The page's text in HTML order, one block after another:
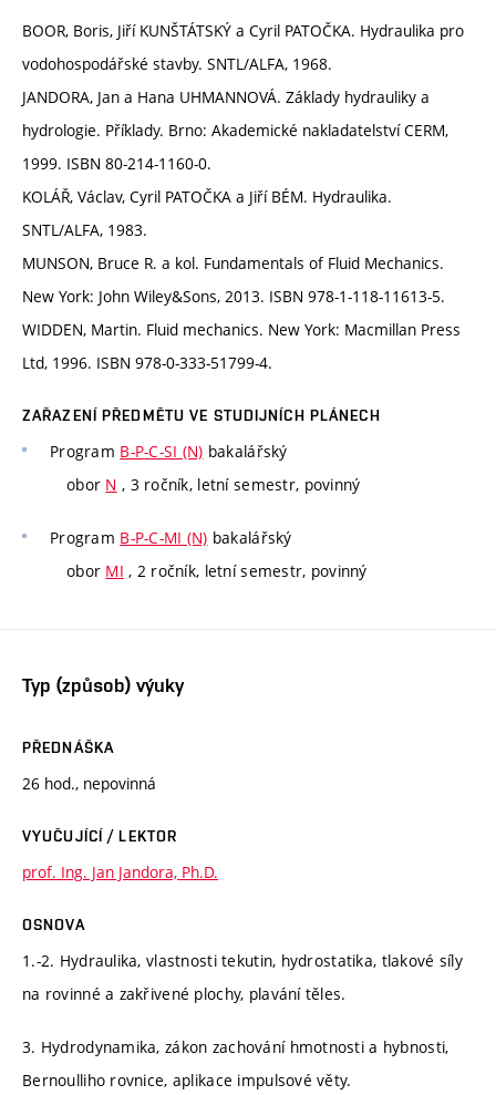
BOOR, Boris, Jiří KUNŠTÁTSKÝ a Cyril PATOČKA. Hydraulika pro
vodohospodářské stavby. SNTL/ALFA, 1968.
JANDORA, Jan a Hana UHMANNOVÁ. Základy hydrauliky a
hydrologie. Příklady. Brno: Akademické nakladatelství CERM,
1999. ISBN 80-214-1160-0.
KOLÁŘ, Václav, Cyril PATOČKA a Jiří BÉM. Hydraulika.
SNTL/ALFA, 1983.
MUNSON, Bruce R. a kol. Fundamentals of Fluid Mechanics.
New York: John Wiley&Sons, 2013. ISBN 978-1-118-11613-5.
WIDDEN, Martin. Fluid mechanics. New York: Macmillan Press
Ltd, 1996. ISBN 978-0-333-51799-4.
ZAŘAZENÍ PŘEDMĚTU VE STUDIJNÍCH PLÁNECH
Program B-P-C-SI (N) bakalářský
obor N , 3 ročník, letní semestr, povinný
Program B-P-C-MI (N) bakalářský
obor MI , 2 ročník, letní semestr, povinný
Typ (způsob) výuky
PŘEDNÁŠKA
26 hod., nepovinná
VYUČUJÍCÍ / LEKTOR
prof. Ing. Jan Jandora, Ph.D.
OSNOVA
1.-2. Hydraulika, vlastnosti tekutin, hydrostatika, tlakové síly
na rovinné a zakřivené plochy, plavání těles.
3. Hydrodynamika, zákon zachování hmotnosti a hybnosti,
Bernoulliho rovnice, aplikace impulsové věty.